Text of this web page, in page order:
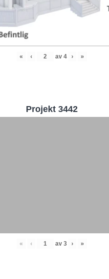
« ‹ av 4 › »
Projekt 3442
« ‹ av 3 › »